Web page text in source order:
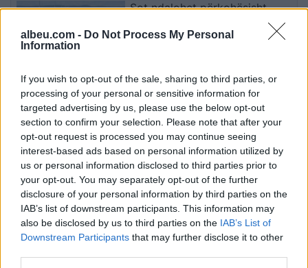
albeu.com - Do Not Process My Personal
Information
If you wish to opt-out of the sale, sharing to third parties, or
processing of your personal or sensitive information for
targeted advertising by us, please use the below opt-out
section to confirm your selection. Please note that after your
opt-out request is processed you may continue seeing
interest-based ads based on personal information utilized by
us or personal information disclosed to third parties prior to
your opt-out. You may separately opt-out of the further
disclosure of your personal information by third parties on the
IAB’s list of downstream participants. This information may
also be disclosed by us to third parties on the IAB’s List of
Downstream Participants that may further disclose it to other
Sot ndalohet përkohësisht
qarkullimi i kamionëve mbi 20
tonë në autoudhët e Kosovës
Horoskopi i sotëm, 8 gusht
2026: Cilat janë shenjat më me
fat
VIDEO/ Mirlind Daku nis në
mënyrë perfekte te Spartaku i
Moskës, “vrastar” para portës
Barcelona beson te transferimi